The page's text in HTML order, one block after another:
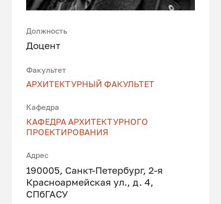
Должность
Доцент
Факультет
АРХИТЕКТУРНЫЙ ФАКУЛЬТЕТ
Кафедра
КАФЕДРА АРХИТЕКТУРНОГО
ПРОЕКТИРОВАНИЯ
Адрес
190005, Санкт-Петербург, 2-я
Красноармейская ул., д. 4,
СПбГАСУ